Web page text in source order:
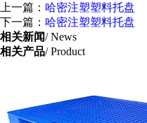
上一篇： 哈密注塑塑料托盘
下一篇： 哈密注塑塑料托盘
相关新闻/ News
相关产品/ Product